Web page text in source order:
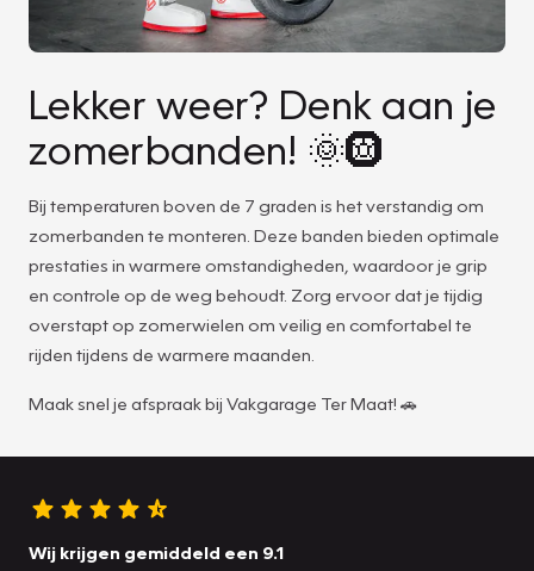
Lekker weer? Denk aan je
zomerbanden! 🌞🛞
Bij temperaturen boven de 7 graden is het verstandig om
zomerbanden te monteren. Deze banden bieden optimale
prestaties in warmere omstandigheden, waardoor je grip
en controle op de weg behoudt. Zorg ervoor dat je tijdig
overstapt op zomerwielen om veilig en comfortabel te
rijden tijdens de warmere maanden.
Maak snel je afspraak bij Vakgarage Ter Maat! 🚗
Wij krijgen gemiddeld een 9.1